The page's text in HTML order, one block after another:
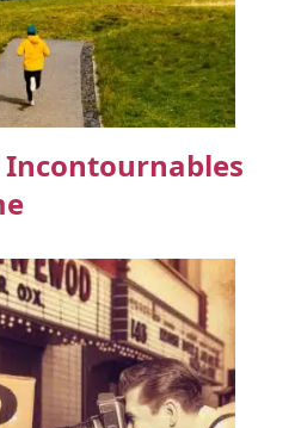
Incontournables